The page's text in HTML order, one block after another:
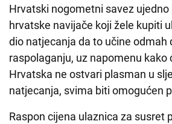
Hrvatski nogometni savez ujedno
hrvatske navijače koji žele kupiti
dio natjecanja da to učine odmah
raspolaganju, uz napomenu kako
Hrvatska ne ostvari plasman u
natjecanja, svima biti omogućen
Raspon cijena ulaznica za susret